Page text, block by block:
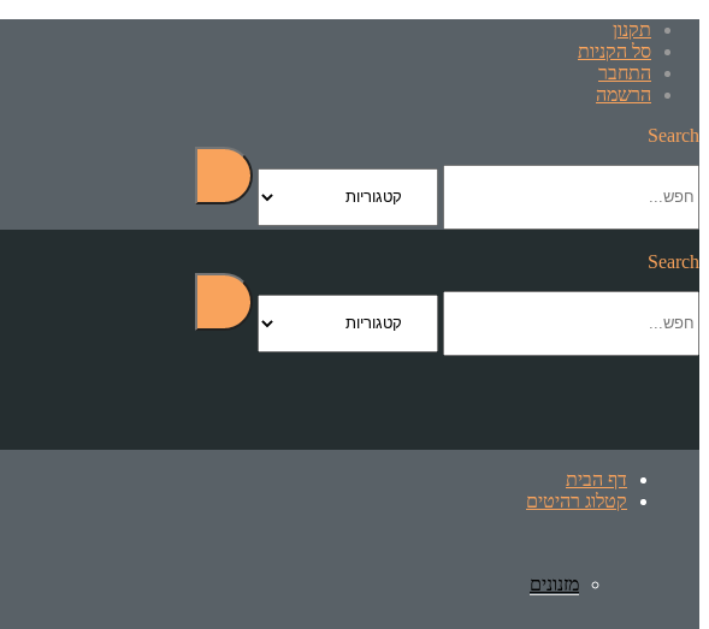
תקנון
סל הקניות
התחבר
הרשמה
Search
Search
דף הבית
קטלוג רהיטים
מזנונים